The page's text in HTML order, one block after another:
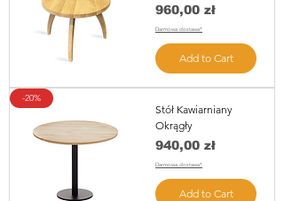
Price
960,00 zł
Darmowa dostawa*
Add to Cart
-20%
Stół Kawiarniany
Okrągły
Price
940,00 zł
Darmowa dostawa*
Add to Cart